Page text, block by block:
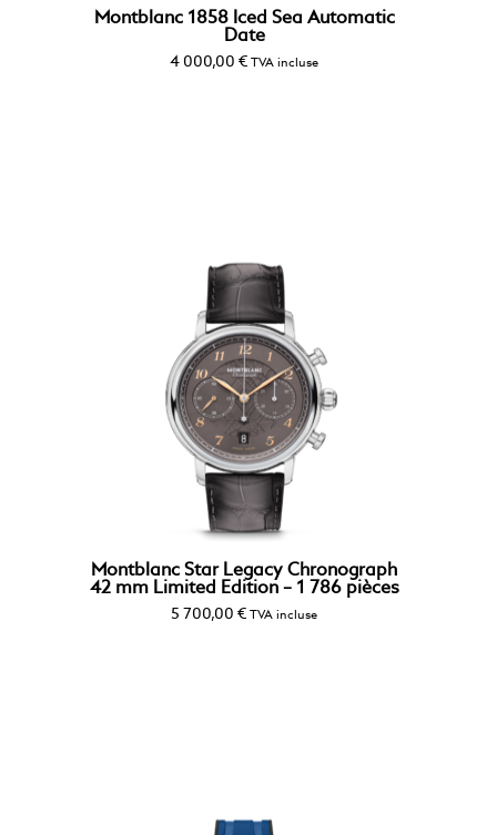
Montblanc 1858 Iced Sea Automatic
Date
4 000,00 € TVA incluse
Montblanc Star Legacy Chronograph
42 mm Limited Edition – 1 786 pièces
5 700,00 € TVA incluse